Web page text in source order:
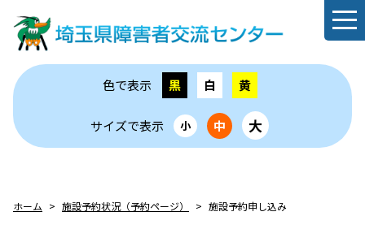
色で表示 黒 白 黄
サイズで表示 小 中 大
ホーム 施設予約状況（予約ページ） 施設予約申し込み